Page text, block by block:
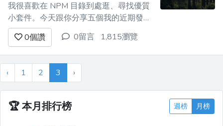
我很喜歡在 NPM 目錄到處逛、尋找優質
小套件。今天跟你分享五個我的近期發
現！ - 原文出處：https://dev.to/naubit/5-
small-and-hidden-react-libraries-you-
should-already-be-using-nb5 ## 1. Ur...
0個讚 0留言 1,815瀏覽
‹ 1 2 3 ›
🏆本月排行榜 週榜 月榜